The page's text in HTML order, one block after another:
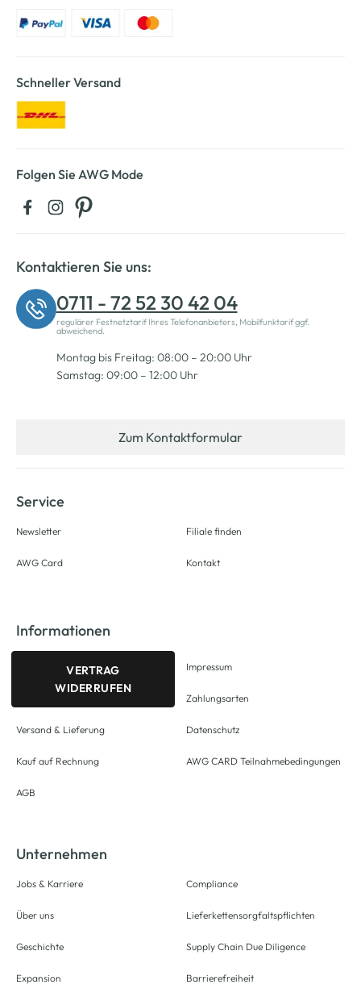
Schneller Versand
Folgen Sie AWG Mode
Kontaktieren Sie uns:
0711 - 72 52 30 42 04
regulärer Festnetztarif Ihres Telefonanbieters, Mobilfunktarif ggf.
abweichend.
Montag bis Freitag: 08:00 – 20:00 Uhr
Samstag: 09:00 – 12:00 Uhr
Zum Kontaktformular
Service
Newsletter
AWG Card
Filiale finden
Kontakt
Informationen
VERTRAG
WIDERRUFEN
Versand & Lieferung
Kauf auf Rechnung
AGB
Impressum
Zahlungsarten
Datenschutz
AWG CARD Teilnahmebedingungen
Unternehmen
Jobs & Karriere
Über uns
Geschichte
Expansion
Compliance
Lieferkettensorgfaltspflichten
Supply Chain Due Diligence
Barrierefreiheit